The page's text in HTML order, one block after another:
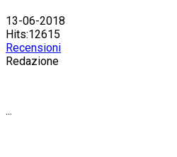
13-06-2018
Hits:12615
Recensioni
Redazione
...